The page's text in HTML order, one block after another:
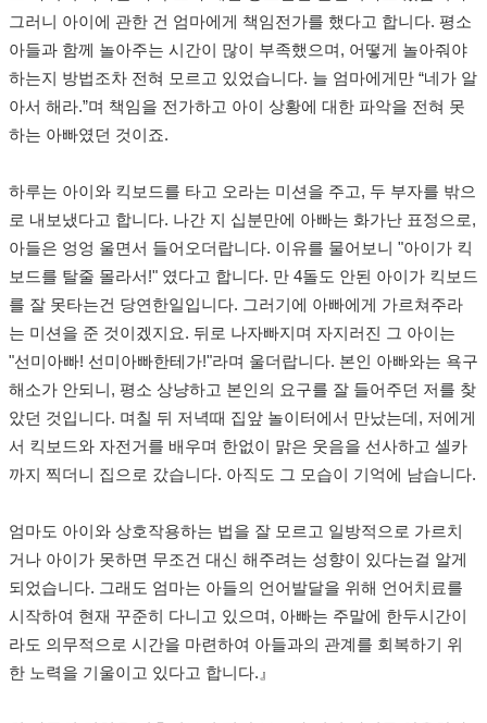
그러니 아이에 관한 건 엄마에게 책임전가를 했다고 합니다. 평소
아들과 함께 놀아주는 시간이 많이 부족했으며 , 어떻게 놀아줘야
하는지 방법조차 전혀 모르고 있었습니다. 늘 엄마에게만 “네가 알
아서 해라.”며 책임을 전가하고 아이 상황에 대한 파악을 전혀 못
하는 아빠였던 것이죠.
하루는 아이와 킥보드를 타고 오라는 미션을 주고, 두 부자를 밖으
로 내보냈다고 합니다. 나간 지 십분만에 아빠는 화가난 표정으로,
아들은 엉엉 울면서 들어오더랍니다. 이유를 물어보니 "아이가 킥
보드를 탈줄 몰라서 !" 였다고 합니다. 만 4돌도 안된 아이가 킥보드
를 잘 못타는건 당연한일입니다. 그러기에 아빠에게 가르쳐주라
는 미션을 준 것이겠지요. 뒤로 나자빠지며 자지러진 그 아이는
"선미아빠! 선미아빠한테가!"라며 울더랍니다. 본인 아빠와는 욕구
해소가 안되니 , 평소 상냥하고 본인의 요구를 잘 들어주던 저를 찾
았던 것입니다. 며칠 뒤 저녁때 집앞 놀이터에서 만났는데 , 저에게
서 킥보드와 자전거를 배우며 한없이 맑은 웃음을 선사하고 셀카
까지 찍더니 집으로 갔습니다. 아직도 그 모습이 기억에 남습니다.
엄마도 아이와 상호작용하는 법을 잘 모르고 일방적으로 가르치
거나 아이가 못하면 무조건 대신 해주려는 성향이 있다는걸 알게
되었습니다. 그래도 엄마는 아들의 언어발달을 위해 언어치료를
시작하여 현재 꾸준히 다니고 있으며 , 아빠는 주말에 한두시간이
라도 의무적으로 시간을 마련하여 아들과의 관계를 회복하기 위
한 노력을 기울이고 있다고 합니다. 』